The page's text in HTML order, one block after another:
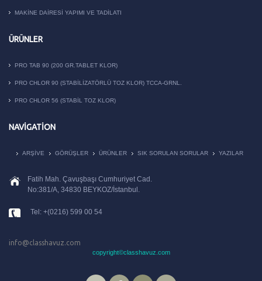
MAKİNE DAİRESİ YAPIMI VE TADİLATI
ÜRÜNLER
PRO TAB 90 (200 GR.TABLET KLOR)
PRO CHLOR 90 (STABILIZATÖRLÜ TOZ KLOR) TCCA-GRNL.
PRO CHLOR 56 (STABIL TOZ KLOR)
NAVIGATION
ARŞIVE GÖRÜŞLER ÜRÜNLER SIK SORULAN SORULAR YAZILAR
Fatih Mah. Çavuşbaşı Cumhuriyet Cad.
No:381/A, 34830 BEYKOZ/İstanbul.
Tel: +(0216) 599 00 54
info@classhavuz.com
copyright©classhavuz.com